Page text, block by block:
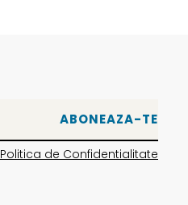
Politica de Confidentialitate